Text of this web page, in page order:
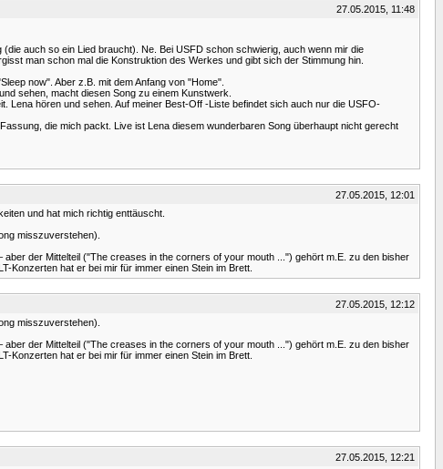
27.05.2015, 11:48
auch so ein Lied braucht). Ne. Bei USFD schon schwierig, auch wenn mir die
man schon mal die Konstruktion des Werkes und gibt sich der Stimmung hin.
now". Aber z.B. mit dem Anfang von "Home".
sehen, macht diesen Song zu einem Kunstwerk.
Lena hören und sehen. Auf meiner Best-Off -Liste befindet sich auch nur die USFO-
die mich packt. Live ist Lena diesem wunderbaren Song überhaupt nicht gerecht
27.05.2015, 12:01
und hat mich richtig enttäuscht.
misszuverstehen).
der Mittelteil ("The creases in the corners of your mouth ...") gehört m.E. zu den bisher
Konzerten hat er bei mir für immer einen Stein im Brett.
27.05.2015, 12:12
misszuverstehen).
der Mittelteil ("The creases in the corners of your mouth ...") gehört m.E. zu den bisher
Konzerten hat er bei mir für immer einen Stein im Brett.
27.05.2015, 12:21